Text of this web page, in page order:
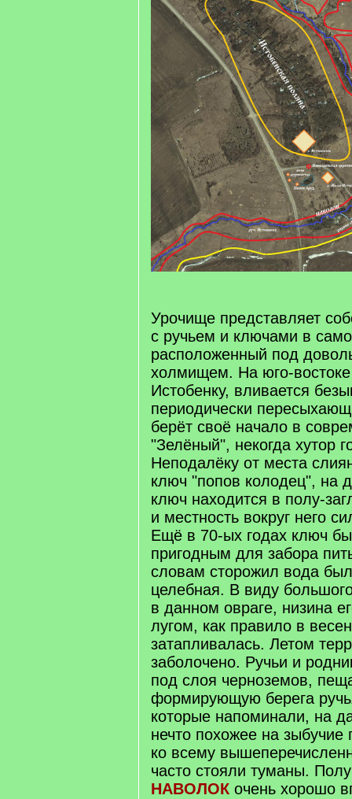
Урочище представляет
с ручьем и ключами в
расположенный под
холмищем. На юго-востоке
Истобенку, вливается
периодически
берёт своё начало в
"Зелёный", некогда хутор
Неподалёку от места
ключ "попов колодец", на
ключ находится в полу-
и местность вокруг него
Ещё в 70-ых годах ключ
пригодным для забора
словам сторожил вода
целебная. В виду
в данном овраге, низина
лугом, как правило в
затапливалась. Летом
заболочено. Ручьи и
под слоя черноземов,
формирующую берега
которые напоминали, на
нечто похожее на зыбучие
ко всему
часто стояли туманы.
НАВОЛОК очень хорошо